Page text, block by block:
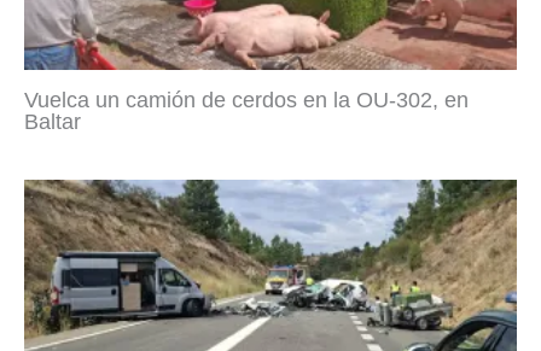
Vuelca un camión de cerdos en la OU-302, en
Baltar